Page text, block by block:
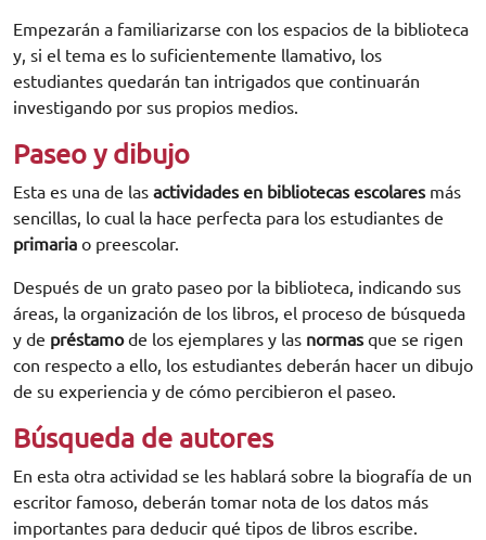
Empezarán a familiarizarse con los espacios de la biblioteca
y, si el tema es lo suficientemente llamativo, los
estudiantes quedarán tan intrigados que continuarán
investigando por sus propios medios.
Paseo y dibujo
Esta es una de las actividades en bibliotecas escolares más
sencillas, lo cual la hace perfecta para los estudiantes de
primaria o preescolar.
Después de un grato paseo por la biblioteca, indicando sus
áreas, la organización de los libros, el proceso de búsqueda
y de préstamode los ejemplares y las normas que se rigen
con respecto a ello, los estudiantes deberán hacer un dibujo
de su experiencia y de cómo percibieron el paseo.
Búsqueda de autores
En esta otra actividad se les hablará sobre la biografía de un
escritor famoso, deberán tomar nota de los datos más
importantes para deducir qué tipos de libros escribe.